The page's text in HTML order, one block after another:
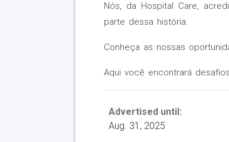
Nós, da Hospital Care,
parte dessa história.
Conheça as nossas
Aqui você encontrará
Advertised until:
Aug. 31, 2025